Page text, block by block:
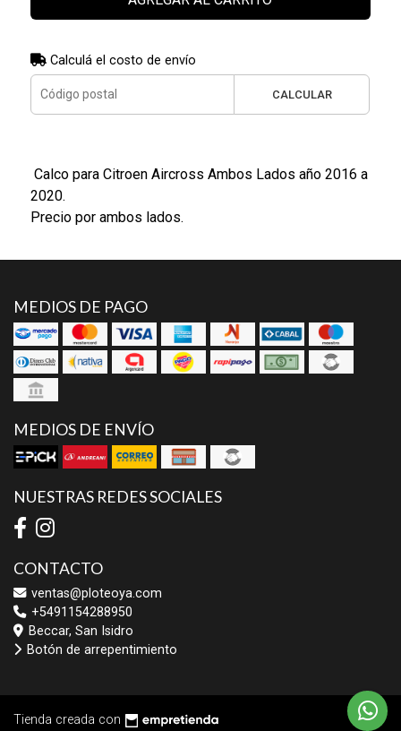
Calculá el costo de envío
CALCULAR
Calco para Citroen Aircross Ambos Lados año 2016 a
2020.
Precio por ambos lados.
MEDIOS DE PAGO
MEDIOS DE ENVÍO
NUESTRAS REDES SOCIALES
CONTACTO
ventas@ploteoya.com
+5491154288950
Beccar, San Isidro
Botón de arrepentimiento
Tienda creada con